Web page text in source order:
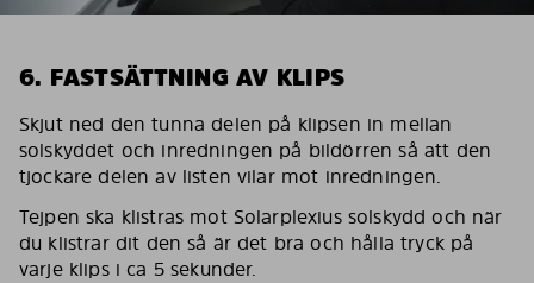
6. FASTSÄTTNING AV KLIPS
Skjut ned den tunna delen på klipsen in mellan
solskyddet och inredningen på bildörren så att den
tjockare delen av listen vilar mot inredningen.
Tejpen ska klistras mot Solarplexius solskydd och när
du klistrar dit den så är det bra och hålla tryck på
varje klips i ca 5 sekunder.